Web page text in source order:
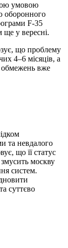
умовою
оборонного
F-35
у вересні.
що проблему
4–6 місяців, а
обмежень вже
та невдалого
що її статус
москву
систем.
суттєво